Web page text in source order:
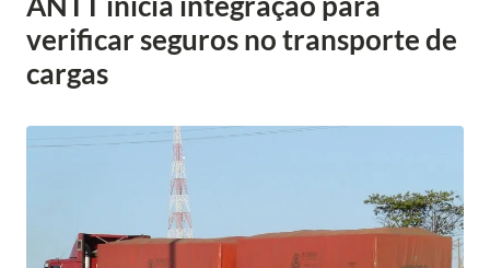
verificar seguros no transporte de
cargas